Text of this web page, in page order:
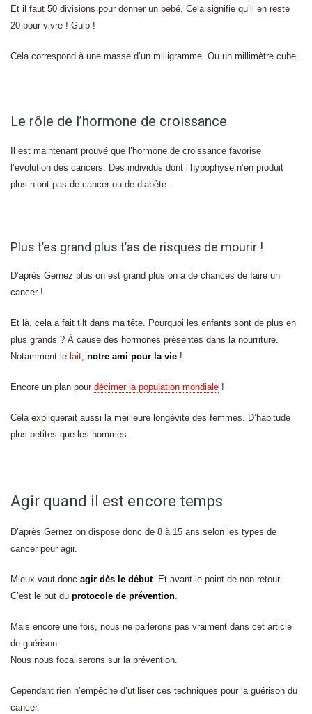
Et il faut 50 divisions pour donner un bébé. Cela signifie qu’il en reste
20 pour vivre ! Gulp !
Cela correspond à une masse d’un milligramme. Ou un millimètre cube.
Le rôle de l’hormone de croissance
Il est maintenant prouvé que l’hormone de croissance favorise
l’évolution des cancers. Des individus dont l’hypophyse n’en produit
plus n’ont pas de cancer ou de diabète.
Plus t’es grand plus t’as de risques de mourir !
D’après Gernez plus on est grand plus on a de chances de faire un
cancer !
Et là, cela a fait tilt dans ma tête. Pourquoi les enfants sont de plus en
plus grands ? À cause des hormones présentes dans la nourriture.
Notamment le lait, notre ami pour la vie !
Encore un plan pour décimer la population mondiale !
Cela expliquerait aussi la meilleure longévité des femmes. D’habitude
plus petites que les hommes.
Agir quand il est encore temps
D’après Gernez on dispose donc de 8 à 15 ans selon les types de
cancer pour agir.
Mieux vaut donc agir dès le début. Et avant le point de non retour.
C’est le but du protocole de prévention.
Mais encore une fois, nous ne parlerons pas vraiment dans cet article
de guérison.
Nous nous focaliserons sur la prévention.
Cependant rien n’empêche d’utiliser ces techniques pour la guérison du
cancer.